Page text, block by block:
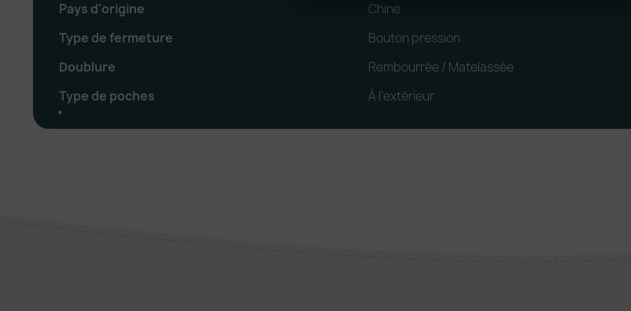
Pays d'origine
Chine
Type de fermeture
Bouton pression
Doublure
Rembourrée / Matelassée
Type de poches
À l'extérieur